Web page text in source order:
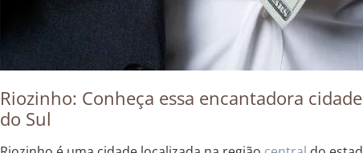
Riozinho: Conheça essa encantadora
do Sul